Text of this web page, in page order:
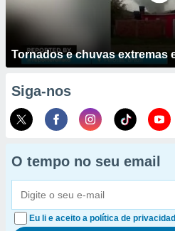
Tornados e chuvas extremas
Siga-nos
O tempo no seu email
Eu li e aceito a política de